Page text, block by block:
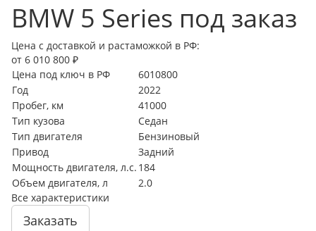
BMW 5 Series под заказ
Цена с доставкой и растаможкой в РФ:
от 6 010 800 ₽
Цена под ключ в РФ
6010800
Год
2022
Пробег, км
41000
Тип кузова
Седан
Тип двигателя
Бензиновый
Привод
Задний
Мощность двигателя, л.с. 184
Объем двигателя, л
2.0
Все характеристики
Заказать